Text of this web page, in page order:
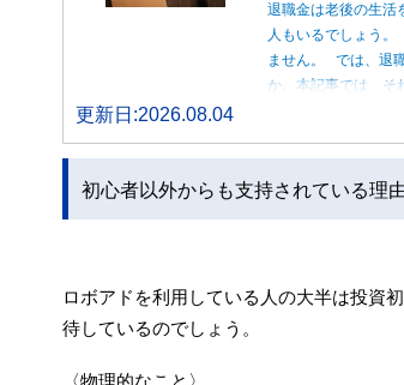
退職金は老後の生活
人もいるでしょう
ません。 では、退
か。本記事では、そ
更新日:2026.08.04
初心者以外からも支持されている理
ロボアドを利用している人の大半は投資
待しているのでしょう。
〈物理的なこと〉